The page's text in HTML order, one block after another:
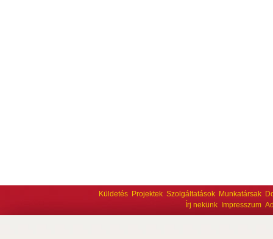
Küldetés Projektek Szolgáltatások Munkatársak
Írj nekünk
Impresszum